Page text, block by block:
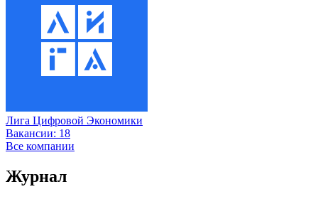
Лига Цифровой Экономики
Вакансии: 18
Все компании
Журнал